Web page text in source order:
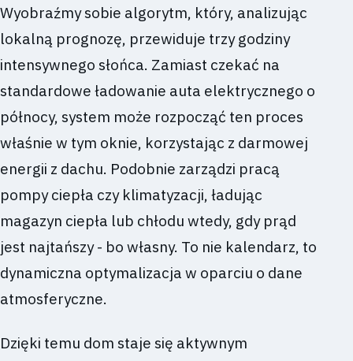
Wyobraźmy sobie algorytm, który, analizując
lokalną prognozę, przewiduje trzy godziny
intensywnego słońca. Zamiast czekać na
standardowe ładowanie auta elektrycznego o
północy, system może rozpocząć ten proces
właśnie w tym oknie, korzystając z darmowej
energii z dachu. Podobnie zarządzi pracą
pompy ciepła czy klimatyzacji, ładując
magazyn ciepła lub chłodu wtedy, gdy prąd
jest najtańszy - bo własny. To nie kalendarz, to
dynamiczna optymalizacja w oparciu o dane
atmosferyczne.
Dzięki temu dom staje się aktywnym